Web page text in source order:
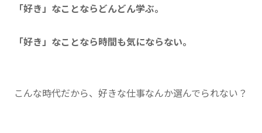
「好き」なことならどんどん学ぶ。
「好き」なことなら時間も気にならない。
こんな時代だから、好きな仕事なんか選んでられない？